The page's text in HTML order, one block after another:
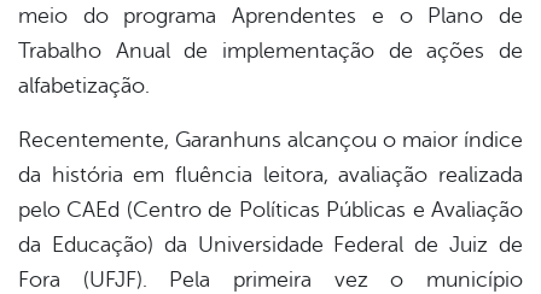
meio do programa Aprendentes e o Plano de
Trabalho Anual de implementação de ações de
alfabetização.
Recentemente, Garanhuns alcançou o maior índice
da história em fluência leitora, avaliação realizada
pelo CAEd (Centro de Políticas Públicas e Avaliação
da Educação) da Universidade Federal de Juiz de
Fora (UFJF). Pela primeira vez o município